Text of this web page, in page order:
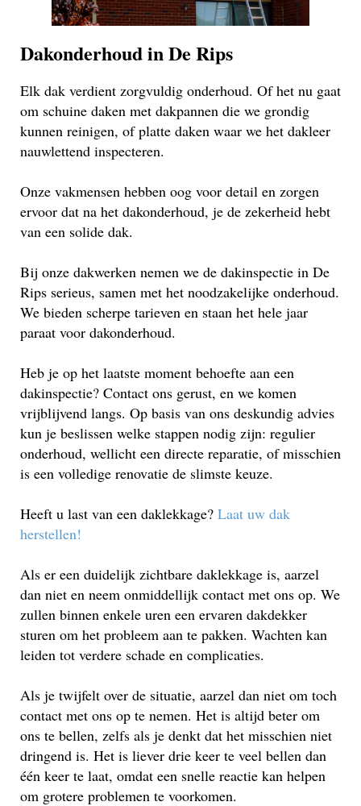
Dakonderhoud in De Rips
Elk dak verdient zorgvuldig onderhoud. Of het nu gaat
om schuine daken met dakpannen die we grondig
kunnen reinigen, of platte daken waar we het dakleer
nauwlettend inspecteren.
Onze vakmensen hebben oog voor detail en zorgen
ervoor dat na het dakonderhoud, je de zekerheid hebt
van een solide dak.
Bij onze dakwerken nemen we de dakinspectie in De
Rips serieus, samen met het noodzakelijke onderhoud.
We bieden scherpe tarieven en staan het hele jaar
paraat voor dakonderhoud.
Heb je op het laatste moment behoefte aan een
dakinspectie? Contact ons gerust, en we komen
vrijblijvend langs. Op basis van ons deskundig advies
kun je beslissen welke stappen nodig zijn: regulier
onderhoud, wellicht een directe reparatie, of misschien
is een volledige renovatie de slimste keuze.
Heeft u last van een daklekkage? Laat uw dak
herstellen!
Als er een duidelijk zichtbare daklekkage is, aarzel
dan niet en neem onmiddellijk contact met ons op. We
zullen binnen enkele uren een ervaren dakdekker
sturen om het probleem aan te pakken. Wachten kan
leiden tot verdere schade en complicaties.
Als je twijfelt over de situatie, aarzel dan niet om toch
contact met ons op te nemen. Het is altijd beter om
ons te bellen, zelfs als je denkt dat het misschien niet
dringend is. Het is liever drie keer te veel bellen dan
één keer te laat, omdat een snelle reactie kan helpen
om grotere problemen te voorkomen.